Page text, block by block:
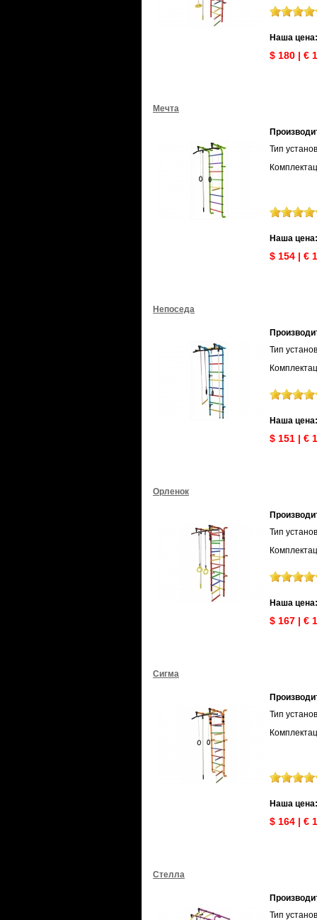
Наша
$ 180 | €
Мечта
Тип
Наша
$ 154 | €
Непоседа
Тип
Наша
$ 151 | €
Орленок
Тип
Наша
$ 167 | €
Сигма
Тип
Наша
$ 164 | €
Стелла
Тип